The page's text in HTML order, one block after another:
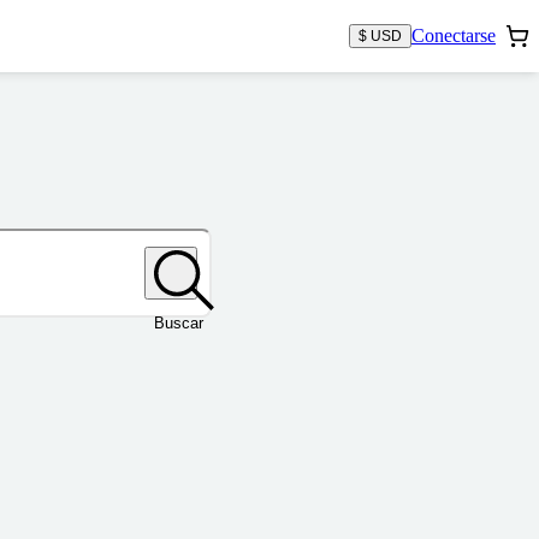
$ USD Conectarse
Buscar